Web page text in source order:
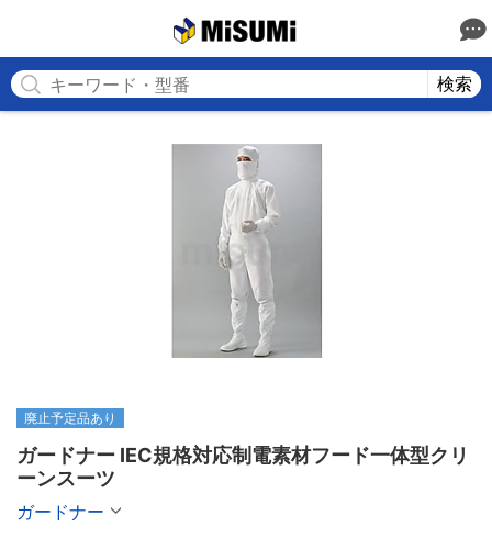
検索
廃止予定品あり
ガードナー IEC規格対応制電素材フード一体型クリ
ーンスーツ
ガードナー